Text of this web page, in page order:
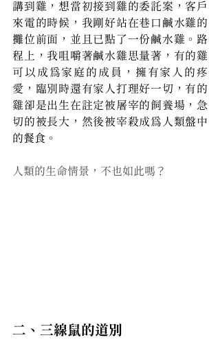
講到雞，想當初接到雞的委託案，客戶
來電的時候，我剛好站在巷口鹹水雞的
攤位前面，並且已點了一份鹹水雞。路
程上，我咀嚼著鹹水雞思量著，有的雞
可以成為家庭的成員，擁有家人的疼
愛，臨別時還有家人打理好一切，有的
雞卻是出生在註定被屠宰的飼養場，急
切的被長大，然後被宰殺成為人類盤中
的餐食。
人類的生命情景，不也如此嗎？
二、三線鼠的道別